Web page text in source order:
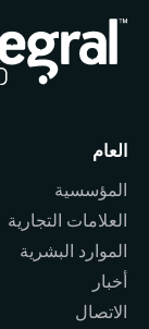
العام
المؤسسية
العلامات التجارية
الموارد البشرية
أخبار
الاتصال